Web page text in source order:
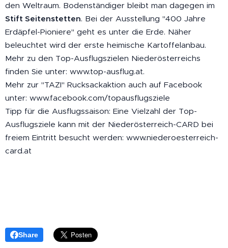
den Weltraum. Bodenständiger bleibt man dagegen im
Stift Seitenstetten. Bei der Ausstellung "400 Jahre
Erdäpfel-Pioniere" geht es unter die Erde. Näher
beleuchtet wird der erste heimische Kartoffelanbau.
Mehr zu den Top-Ausflugszielen Niederösterreichs
finden Sie unter: www.top-ausflug.at.
Mehr zur "TAZI" Rucksackaktion auch auf Facebook
unter: www.facebook.com/topausflugsziele
Tipp für die Ausflugssaison: Eine Vielzahl der Top-
Ausflugsziele kann mit der Niederösterreich-CARD bei
freiem Eintritt besucht werden: www.niederoesterreich-
card.at
Share